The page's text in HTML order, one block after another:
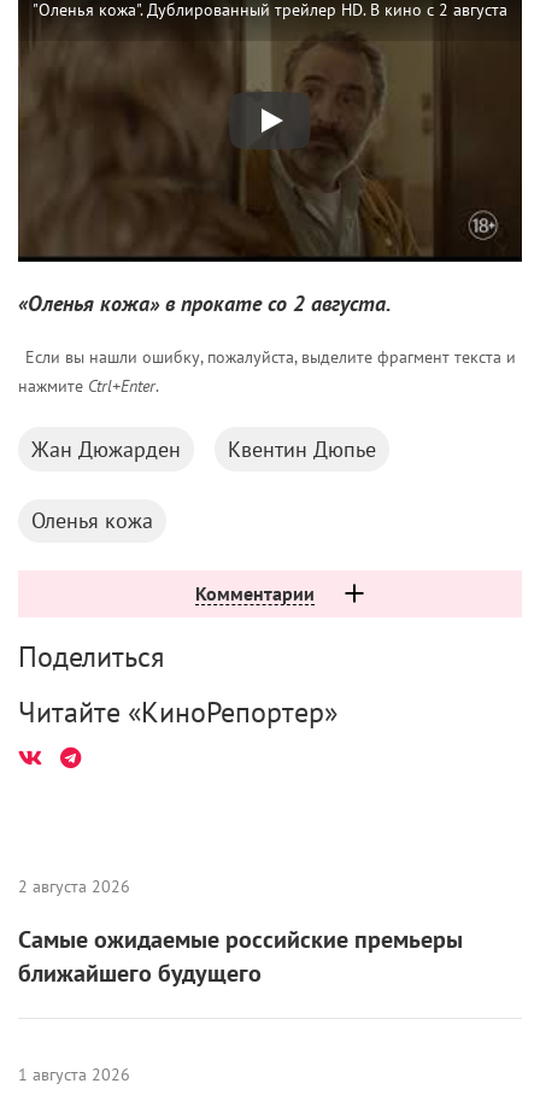
"Оленья кожа". Дублированный трейлер HD. В кино с 2 августа
«Оленья кожа» в прокате со 2 августа.
Если вы нашли ошибку, пожалуйста, выделите фрагмент текста и
нажмите Ctrl+Enter.
Жан Дюжарден Квентин Дюпье
Оленья кожа
Комментарии
Поделиться
Читайте «КиноРепортер»
2 августа 2026
Самые ожидаемые российские премьеры
ближайшего будущего
1 августа 2026